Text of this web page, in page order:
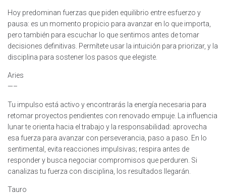
Hoy predominan fuerzas que piden equilibrio entre esfuerzo y
pausa: es un momento propicio para avanzar en lo que importa,
pero también para escuchar lo que sentimos antes de tomar
decisiones definitivas. Permítete usar la intuición para priorizar, y la
disciplina para sostener los pasos que elegiste.
Aries
—–
Tu impulso está activo y encontrarás la energía necesaria para
retomar proyectos pendientes con renovado empuje. La influencia
lunar te orienta hacia el trabajo y la responsabilidad: aprovecha
esa fuerza para avanzar con perseverancia, paso a paso. En lo
sentimental, evita reacciones impulsivas; respira antes de
responder y busca negociar compromisos que perduren. Si
canalizas tu fuerza con disciplina, los resultados llegarán.
Tauro